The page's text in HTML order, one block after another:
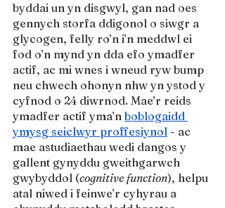
byddai un yn disgwyl, gan nad oes
gennych storfa ddigonol o siwgr a
glycogen, felly ro’n i’n meddwl ei
fod o’n mynd yn dda efo ymadfer
actif, ac mi wnes i wneud ryw bump
neu chwech ohonyn nhw yn ystod y
cyfnod o 24 diwrnod. Mae’r reids
ymadfer actif yma’n boblogaidd
ymysg seiclwyr proffesiynol - ac
mae astudiaethau wedi dangos y
gallent gynyddu gweithgarwch
gwybyddol (cognitive function), helpu
atal niwed i feinwe’r cyhyrau a